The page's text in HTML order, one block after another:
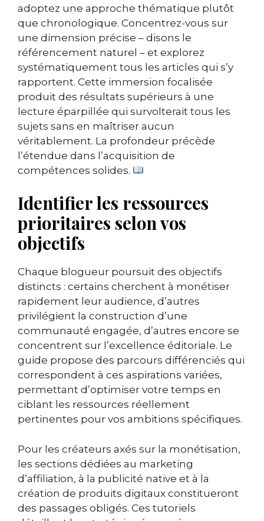
adoptez une approche thématique plutôt
que chronologique. Concentrez-vous sur
une dimension précise – disons le
référencement naturel – et explorez
systématiquement tous les articles qui s’y
rapportent. Cette immersion focalisée
produit des résultats supérieurs à une
lecture éparpillée qui survolterait tous les
sujets sans en maîtriser aucun
véritablement. La profondeur précède
l’étendue dans l’acquisition de
compétences solides.
Identifier les ressources
prioritaires selon vos
objectifs
Chaque blogueur poursuit des objectifs
distincts : certains cherchent à monétiser
rapidement leur audience, d’autres
privilégient la construction d’une
communauté engagée, d’autres encore se
concentrent sur l’excellence éditoriale. Le
guide propose des parcours différenciés qui
correspondent à ces aspirations variées,
permettant d’optimiser votre temps en
ciblant les ressources réellement
pertinentes pour vos ambitions spécifiques.
Pour les créateurs axés sur la monétisation,
les sections dédiées au marketing
d’affiliation, à la publicité native et à la
création de produits digitaux constitueront
des passages obligés. Ces tutoriels